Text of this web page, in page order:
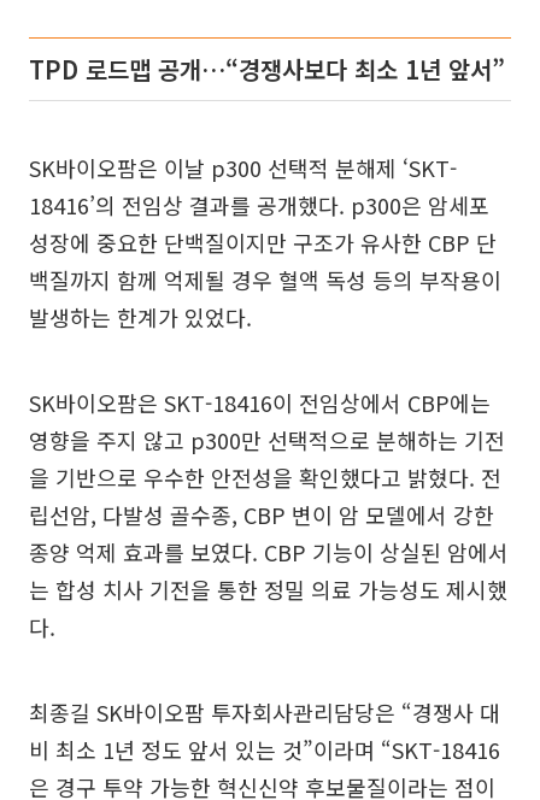
TPD 로드맵 공개…“경쟁사보다 최소 1년 앞서”
SK바이오팜은 이날 p300 선택적 분해제 ‘SKT-
18416’의 전임상 결과를 공개했다. p300은 암세포
성장에 중요한 단백질이지만 구조가 유사한 CBP 단
백질까지 함께 억제될 경우 혈액 독성 등의 부작용이
발생하는 한계가 있었다.
SK바이오팜은 SKT-18416이 전임상에서 CBP에는
영향을 주지 않고 p300만 선택적으로 분해하는 기전
을 기반으로 우수한 안전성을 확인했다고 밝혔다. 전
립선암, 다발성 골수종, CBP 변이 암 모델에서 강한
종양 억제 효과를 보였다. CBP 기능이 상실된 암에서
는 합성 치사 기전을 통한 정밀 의료 가능성도 제시했
다.
최종길 SK바이오팜 투자회사관리담당은 “경쟁사 대
비 최소 1년 정도 앞서 있는 것”이라며 “SKT-18416
은 경구 투약 가능한 혁신신약 후보물질이라는 점이